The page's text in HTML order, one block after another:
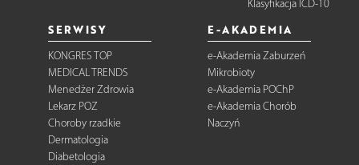
Klasyfikacja ICD-10
SERWISY
KONGRES TOP
MEDICAL TRENDS
Menedżer Zdrowia
Lekarz POZ
Choroby rzadkie
Dermatologia
Diabetologia
E-AKADEMIA
e-Akademia Zaburzeń
Mikrobioty
e-Akademia POChP
e-Akademia Chorób
Naczyń